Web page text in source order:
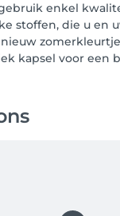
enkel
stoffen, die u en
kapsel voor een